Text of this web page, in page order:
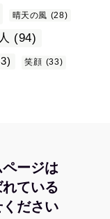
晴天の風 (28)
(94)
笑顔 (33)
ージは
ている
ださい